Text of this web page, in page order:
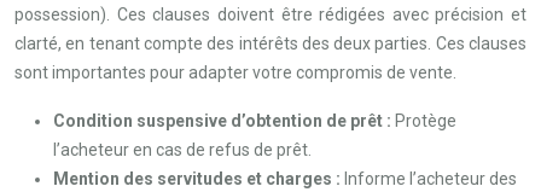
possession). Ces clauses doivent être rédigées avec précision et
clarté, en tenant compte des intérêts des deux parties. Ces clauses
sont importantes pour adapter votre compromis de vente.
Condition suspensive d’obtention de prêt : Protège
l’acheteur en cas de refus de prêt.
Mention des servitudes et charges : Informe l’acheteur des